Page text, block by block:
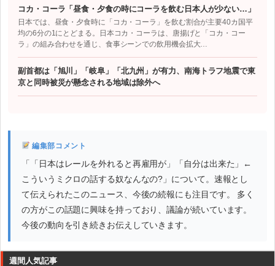
コカ・コーラ「昼食・夕食の時にコーラを飲む日本人が少ない…」
日本では、昼食・夕食時に「コカ・コーラ」を飲む割合が主要40カ国平
均の6分の1にとどまる。日本コカ・コーラは、唐揚げと「コカ・コー
ラ」の組み合わせを通じ、食事シーンでの飲用機会拡大…
副首都は「旭川」「岐阜」「北九州」が有力、南海トラフ地震で東
京と同時被災が懸念される地域は除外へ
編集部コメント
「「日本はレールを外れると再雇用が」「自分は出来た」←
こういうミクロの話する奴なんなの?」について。速報とし
て伝えられたこのニュース、今後の続報にも注目です。 多く
の方がこの話題に興味を持っており、議論が続いています。
今後の動向を引き続きお伝えしていきます。
週間人気記事